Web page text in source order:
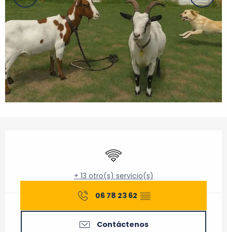
Wifi
+ 13 otro(s) servicio(s)
06 78 23 62 ▒▒
Contáctenos